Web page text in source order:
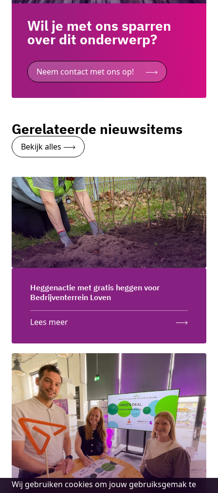
Cookie
Wij gebruiken cookies om jouw gebruiksgemak te
Wil je met ons sparren
over dit onderwerp?
Neem contact met ons op!
Gerelateerde nieuwsitems
Bekijk alles
Heggenactie met gratis heggen voor
Bedrijventerrein Loven
Lees meer